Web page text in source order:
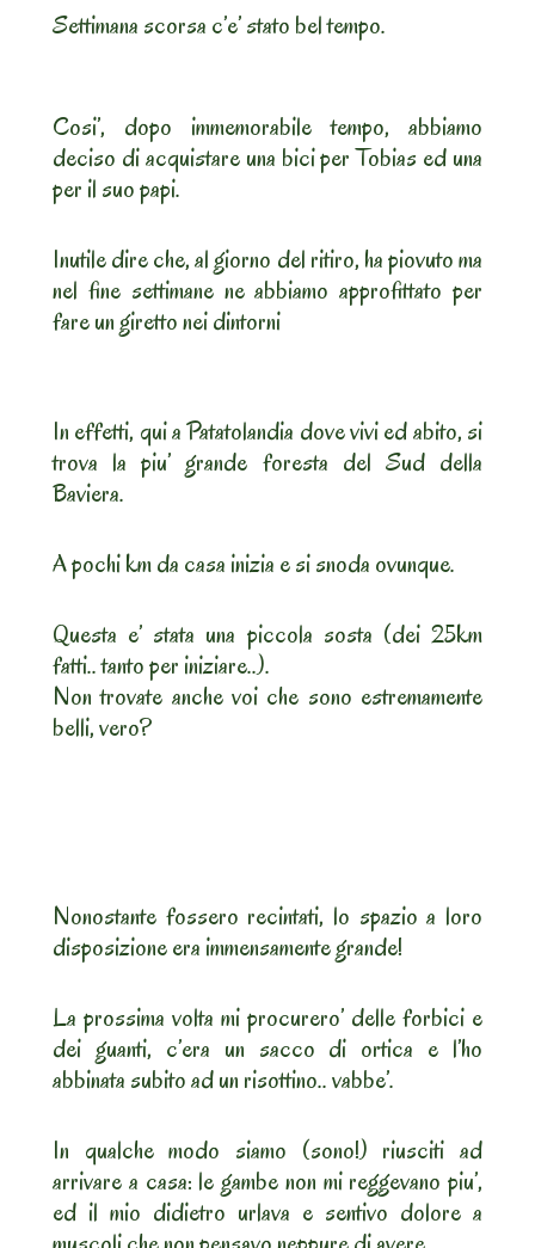
Settimana scorsa c’e’ stato bel tempo.
Cosi’, dopo immemorabile tempo, abbiamo
deciso di acquistare una bici per Tobias ed una
per il suo papi.
Inutile dire che, al giorno del ritiro, ha piovuto ma
nel fine settimane ne abbiamo approfittato per
fare un giretto nei dintorni
In effetti, qui a Patatolandia dove vivi ed abito, si
trova la piu’ grande foresta del Sud della
Baviera.
A pochi km da casa inizia e si snoda ovunque.
Questa e’ stata una piccola sosta (dei 25km
fatti.. tanto per iniziare..).
Non trovate anche voi che sono estremamente
belli, vero?
Nonostante fossero recintati, lo spazio a loro
disposizione era immensamente grande!
La prossima volta mi procurero’ delle forbici e
dei guanti, c’era un sacco di ortica e l’ho
abbinata subito ad un risottino.. vabbe’.
In qualche modo siamo (sono!) riusciti ad
arrivare a casa: le gambe non mi reggevano piu’,
ed il mio didietro urlava e sentivo dolore a